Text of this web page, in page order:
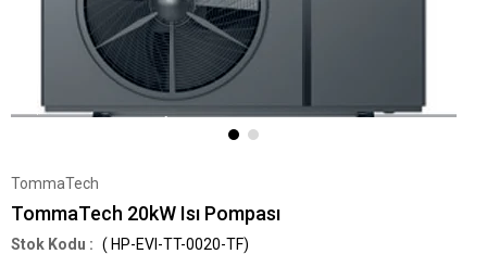
TommaTech
TommaTech 20kW Isı Pompası
( HP-EVI-TT-0020-TF)